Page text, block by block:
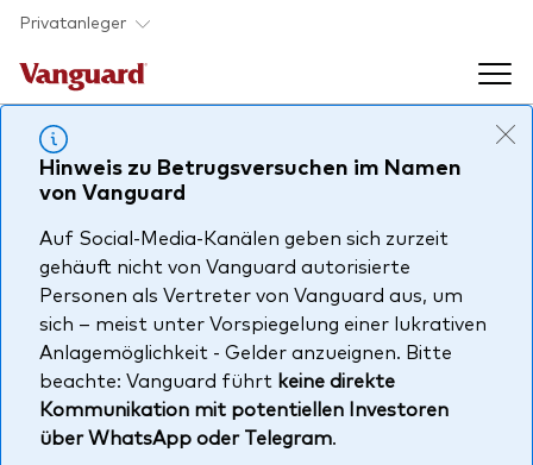
Skip to main content
Privatanleger
Indexfonds & ETFs
Produkte handeln
Anbieterliste
Produkte im Überblick
Produktliste
Wissen
Back to main menu
Aktuelles
Veranstaltungen
Über uns
Hinweis zu Betrugsversuchen im Namen
von Vanguard
Auf Social-Media-Kanälen geben sich zurzeit
gehäuft nicht von Vanguard autorisierte
Personen als Vertreter von Vanguard aus, um
sich – meist unter Vorspiegelung einer lukrativen
Anlagemöglichkeit - Gelder anzueignen. Bitte
beachte: Vanguard führt keine direkte
Kommunikation mit potentiellen Investoren
über WhatsApp oder Telegram.